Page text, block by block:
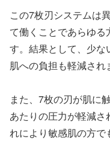
この7枚刃システムは
て働くことであらゆる
す。結果として、少な
肌への負担も軽減され
また、7枚の刃が肌に
あたりの圧力が軽減
れにより敏感肌の方で